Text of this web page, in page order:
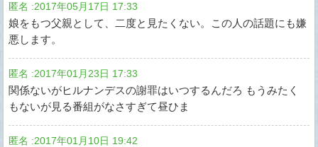
匿名 :2017年05月17日 17:33
娘をもつ父親として、二度と見たくない。この人の話題にも嫌
悪します。
匿名 :2017年01月23日 17:33
関係ないがヒルナンデスの謝罪はいつするんだろ もうみたく
もないが見る番組がなさすぎて昼ひま
匿名 :2017年01月10日 19:42